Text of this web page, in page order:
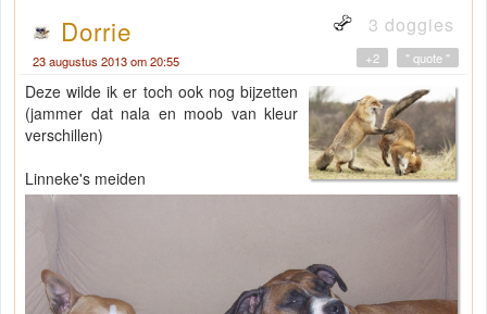
Dorrie 3 doggies
23 augustus 2013 om 20:55 " quote "
+2
Deze wilde ik er toch ook nog bijzetten
(jammer dat nala en moob van kleur
verschillen)
Linneke's meiden